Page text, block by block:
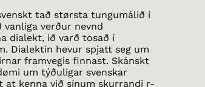
tað størsta tungumálið í
verður nevnd
dialekt, ið varð tosað í
Dialektin hevur spjatt seg um
framvegis finnast. Skánskt
um týðuligar svenskar
kenna við sínum skurrandi r-